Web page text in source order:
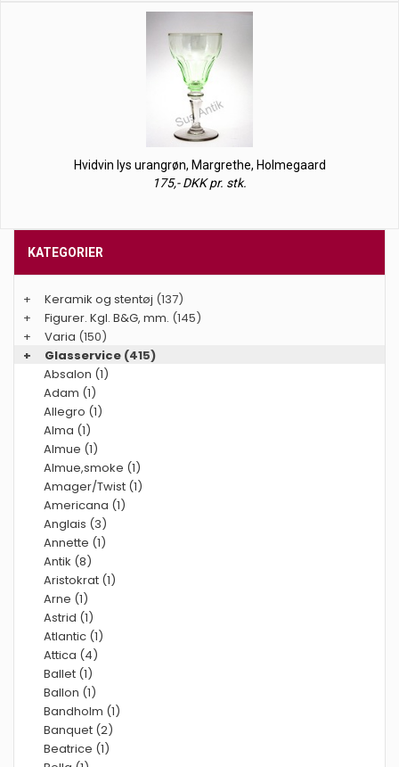
Hvidvin lys urangrøn, Margrethe, Holmegaard
175,- DKK pr. stk.
KATEGORIER
+ Keramik og stentøj (137)
+
Figurer. Kgl. B&G, mm. (145)
+
Varia (150)
+
Glasservice (415)
Absalon (1)
Adam (1)
Allegro (1)
Alma (1)
Almue (1)
Almue,smoke (1)
Amager/Twist (1)
Americana (1)
Anglais (3)
Annette (1)
Antik (8)
Aristokrat (1)
Arne (1)
Astrid (1)
Atlantic (1)
Attica (4)
Ballet (1)
Ballon (1)
Bandholm (1)
Banquet (2)
Beatrice (1)